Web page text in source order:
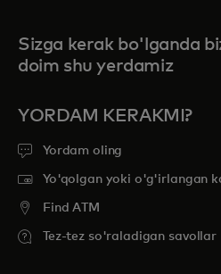
Sizga kerak bo'lganda
doim shu yerdamiz
YORDAM KERAKMI?
Yordam oling
Yo'qolgan yoki o'g'irlangan
Find ATM
Tez-tez so'raladigan savollar